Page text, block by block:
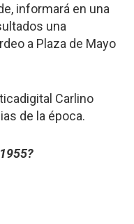
informará en una
una
a Plaza de Mayo
Carlino
de la época.